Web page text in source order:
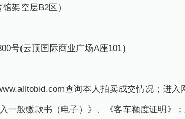
架空层B2区）
(云顶国际商业广场A座101)
查询本人拍卖成交情况；进入
一般缴款书（电子）》、《客车额度证明》